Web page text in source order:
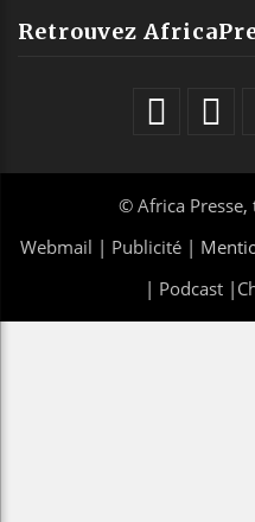
Retrouvez
© Africa Presse,
Webmail | Publicité |
| Podcast|